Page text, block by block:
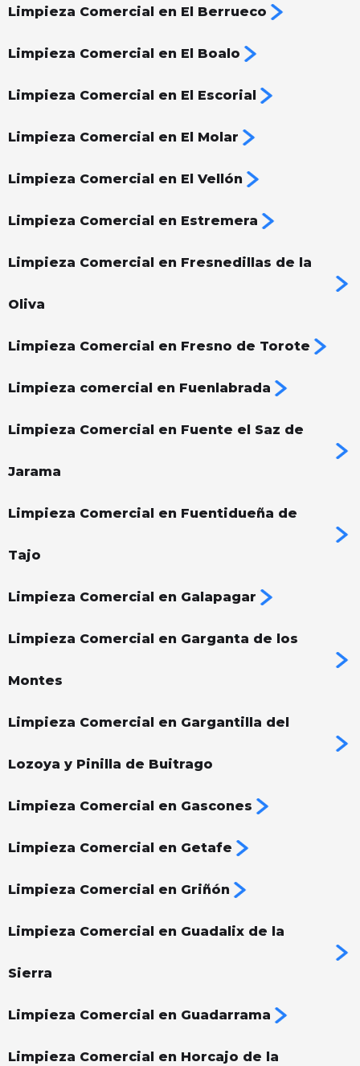
Limpieza Comercial en El Berrueco
Limpieza Comercial en El Boalo
Limpieza Comercial en El Escorial
Limpieza Comercial en El Molar
Limpieza Comercial en El Vellón
Limpieza Comercial en Estremera
Limpieza Comercial en Fresnedillas de la
Oliva
Limpieza Comercial en Fresno de Torote
Limpieza comercial en Fuenlabrada
Limpieza Comercial en Fuente el Saz de
Jarama
Limpieza Comercial en Fuentidueña de
Tajo
Limpieza Comercial en Galapagar
Limpieza Comercial en Garganta de los
Montes
Limpieza Comercial en Gargantilla del
Lozoya y Pinilla de Buitrago
Limpieza Comercial en Gascones
Limpieza Comercial en Getafe
Limpieza Comercial en Griñón
Limpieza Comercial en Guadalix de la
Sierra
Limpieza Comercial en Guadarrama
Limpieza Comercial en Horcajo de la